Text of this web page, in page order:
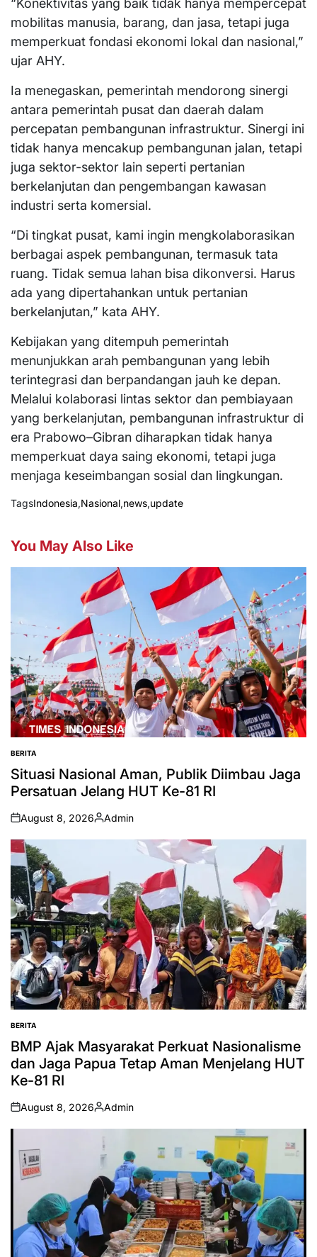
mobilitas manusia, barang, dan jasa, tetapi juga
memperkuat fondasi ekonomi lokal dan nasional,”
ujar AHY.
Ia menegaskan, pemerintah mendorong sinergi
antara pemerintah pusat dan daerah dalam
percepatan pembangunan infrastruktur. Sinergi ini
tidak hanya mencakup pembangunan jalan, tetapi
juga sektor-sektor lain seperti pertanian
berkelanjutan dan pengembangan kawasan
industri serta komersial.
“Di tingkat pusat, kami ingin mengkolaborasikan
berbagai aspek pembangunan, termasuk tata
ruang. Tidak semua lahan bisa dikonversi. Harus
ada yang dipertahankan untuk pertanian
berkelanjutan,” kata AHY.
Kebijakan yang ditempuh pemerintah
menunjukkan arah pembangunan yang lebih
terintegrasi dan berpandangan jauh ke depan.
Melalui kolaborasi lintas sektor dan pembiayaan
yang berkelanjutan, pembangunan infrastruktur di
era Prabowo–Gibran diharapkan tidak hanya
memperkuat daya saing ekonomi, tetapi juga
menjaga keseimbangan sosial dan lingkungan.
TagsIndonesia,Nasional,news,update
You May Also Like
POSTED
IN
BERITA
Situasi Nasional Aman, Publik Diimbau Jaga
Persatuan Jelang HUT Ke-81 RI
on
August 8, 2026
Posted
by
Admin
POSTED
IN
BERITA
BMP Ajak Masyarakat Perkuat Nasionalisme
dan Jaga Papua Tetap Aman Menjelang HUT
Ke-81 RI
on
August 8, 2026
Posted
by
Admin